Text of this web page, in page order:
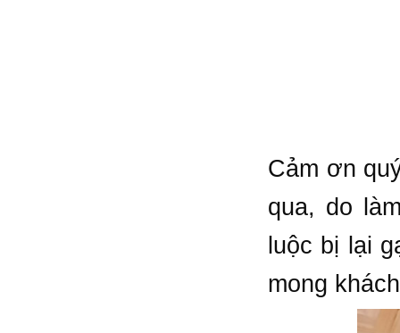
Cảm ơn
qua, do
luộc bị lại
mong